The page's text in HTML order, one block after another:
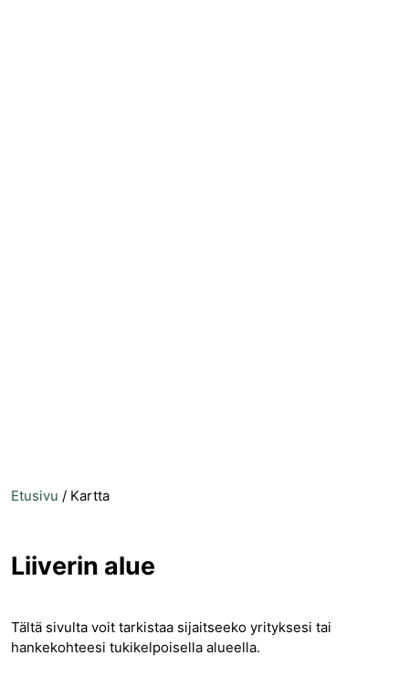
Etusivu / Kartta
Liiverin alue
Tältä sivulta voit tarkistaa sijaitseeko yrityksesi tai
hankekohteesi tukikelpoisella alueella.